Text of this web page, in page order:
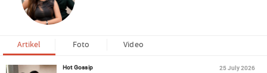
Artikel Foto Video
Hot Gossip 25 July 2026